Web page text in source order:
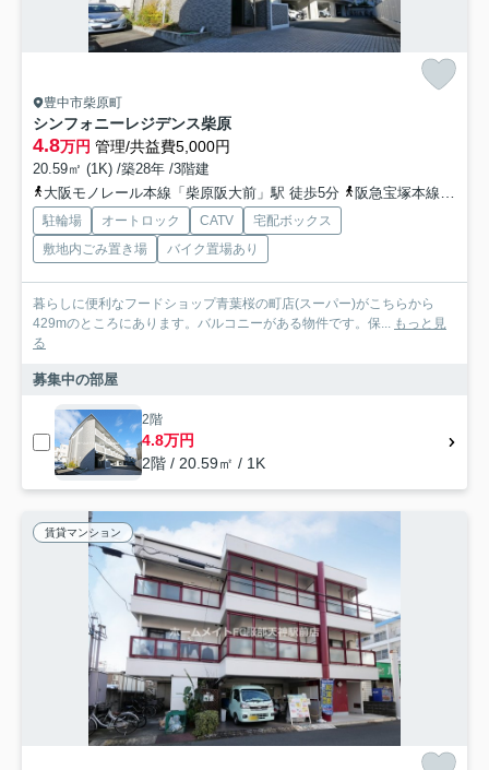
豊中市柴原町
シンフォニーレジデンス柴原
4.8万円 管理/共益費5,000円
20.59㎡ (1K) /築28年 /3階建
大阪モノレール本線「柴原阪大前」駅 徒歩5分
阪急宝塚本線「豊中」駅 徒歩20分
駐輪場 オートロック CATV
宅配ボックス
敷地内ごみ置き場
バイク置場あり
暮らしに便利なフードショップ青葉桜の町店(スーパー)がこちらから
429mのところにあります。バルコニーがある物件です。保... もっと見
る
募集中の部屋
2階
4.8万円
2階 / 20.59㎡ / 1K
賃貸マンション